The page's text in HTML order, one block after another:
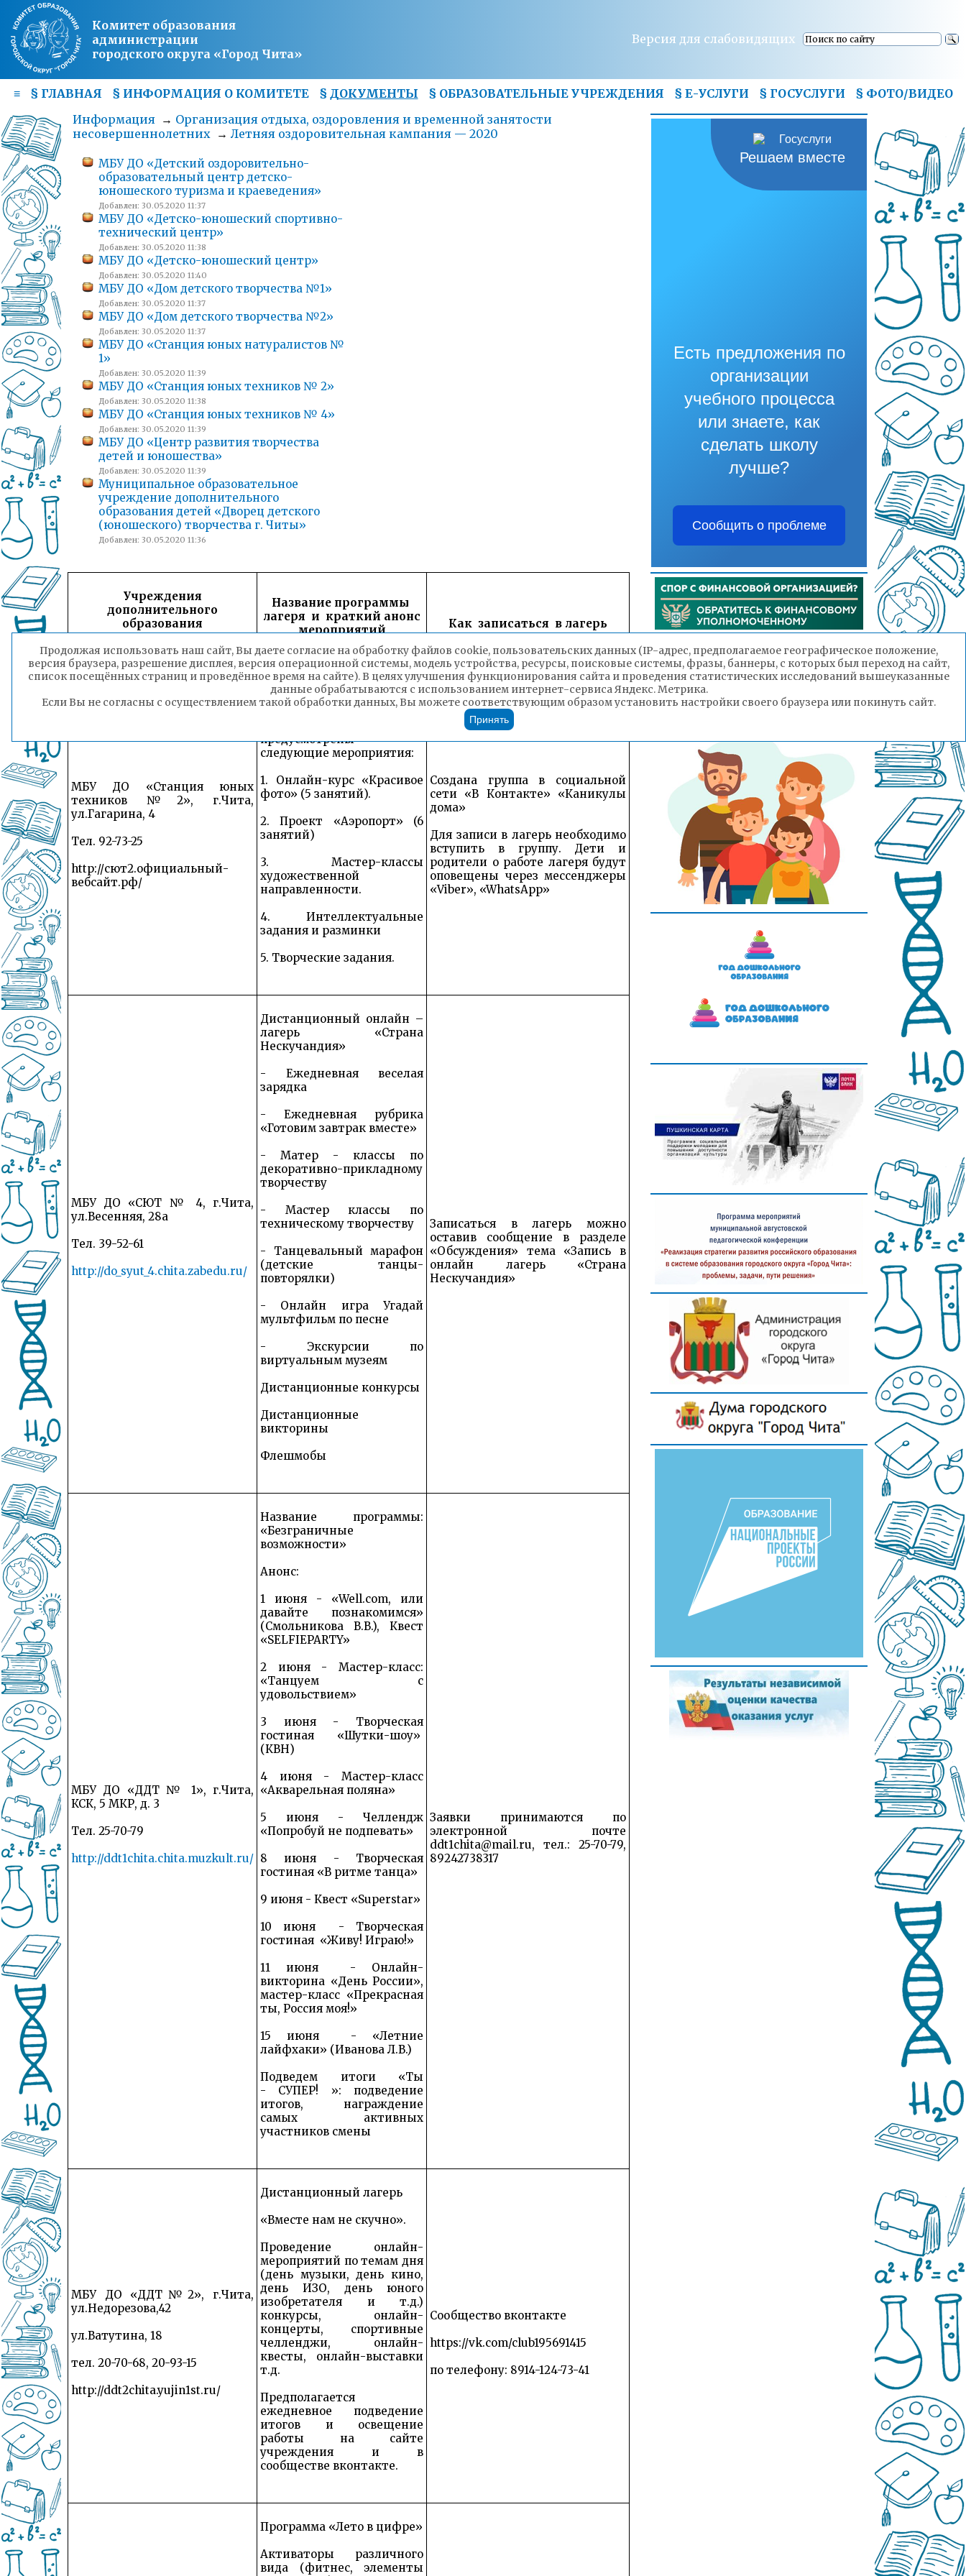
Комитет образования
администрации
городского округа «Город Чита»
Версия для слабовидящих
≡ § ГЛАВНАЯ § ИНФОРМАЦИЯ О КОМИТЕТЕ § ДОКУМЕНТЫ § ОБРАЗОВАТЕЛЬНЫЕ УЧРЕЖДЕНИЯ § Е-УСЛУГИ § ГОСУСЛУГИ § ФОТО/ВИДЕО
Информация → Организация отдыха, оздоровления и временной занятости
несовершеннолетних → Летняя оздоровительная кампания — 2020
МБУ ДО «Детский оздоровительно-
образовательный центр детско-
юношеского туризма и краеведения»
Добавлен: 30.05.2020 11:37
МБУ ДО «Детско-юношеский спортивно-
технический центр»
Добавлен: 30.05.2020 11:38
МБУ ДО «Детско-юношеский центр»
Добавлен: 30.05.2020 11:40
МБУ ДО «Дом детского творчества №1»
Добавлен: 30.05.2020 11:37
МБУ ДО «Дом детского творчества №2»
Добавлен: 30.05.2020 11:37
МБУ ДО «Станция юных натуралистов №
1»
Добавлен: 30.05.2020 11:39
МБУ ДО «Станция юных техников № 2»
Добавлен: 30.05.2020 11:38
МБУ ДО «Станция юных техников № 4»
Добавлен: 30.05.2020 11:39
МБУ ДО «Центр развития творчества
детей и юношества»
Добавлен: 30.05.2020 11:39
Муниципальное образовательное
учреждение дополнительного
образования детей «Дворец детского
(юношеского) творчества г. Читы»
Добавлен: 30.05.2020 11:36
Учреждения
дополнительного
образования
Название программы
лагеря и краткий анонс
мероприятий
(программ)
Как записаться в лагерь
МБУ ДО «Станция юных
техников №2», г.Чита,
ул.Гагарина, 4
Тел. 92-73-25
http://сют2.официальный-
вебсайт.рф/
Программа онлайн-лагеря
«Каникулы дома»
предусмотрены
следующие мероприятия:
1. Онлайн-курс «Красивое
фото» (5 занятий).
2. Проект «Аэропорт» (6
занятий)
3. Мастер-классы
художественной
направленности.
4. Интеллектуальные
задания и разминки
5. Творческие задания.
Создана группа в социальной
сети «В Контакте» «Каникулы
дома»
Для записи в лагерь необходимо
вступить в группу. Дети и
родители о работе лагеря будут
оповещены через мессенджеры
«Viber», «WhatsApp»
МБУ ДО «СЮТ № 4, г.Чита,
ул.Весенняя, 28а
Тел. 39-52-61
http://do_syut_4.chita.zabedu.ru/
Дистанционный онлайн –
лагерь «Страна
Нескучандия»
- Ежедневная веселая
зарядка
- Ежедневная рубрика
«Готовим завтрак вместе»
- Матер - классы по
декоративно-прикладному
творчеству
- Мастер классы по
техническому творчеству
- Танцевальный марафон
(детские танцы-
повторялки)
- Онлайн игра Угадай
мультфильм по песне
- Экскурсии по
виртуальным музеям
Дистанционные конкурсы
Дистанционные
викторины
Флешмобы
Записаться в лагерь можно
оставив сообщение в разделе
«Обсуждения» тема «Запись в
онлайн лагерь «Страна
Нескучандия»
МБУ ДО «ДДТ № 1», г.Чита,
КСК, 5 МКР, д. 3
Тел. 25-70-79
http://ddt1chita.chita.muzkult.ru/
Название программы:
«Безграничные
возможности»
Анонс:
1 июня - «Well.com, или
давайте познакомимся»
(Смольникова В.В.), Квест
«SELFIEPARTY»
2 июня - Мастер-класс:
«Танцуем с
удовольствием»
3 июня - Творческая
гостиная «Шутки-шоу»
(КВН)
4 июня - Мастер-класс
«Акварельная поляна»
5 июня - Челлендж
«Попробуй не подпевать»
8 июня - Творческая
гостиная «В ритме танца»
9 июня - Квест «Superstar»
10 июня - Творческая
гостиная «Живу! Играю!»
11 июня - Онлайн-
викторина «День России»,
мастер-класс «Прекрасная
ты, Россия моя!»
15 июня - «Летние
лайфхаки» (Иванова Л.В.)
Подведем итоги «Ты
- СУПЕР! »: подведение
итогов, награждение
самых активных
участников смены
Заявки принимаются по
электронной почте
ddt1chita@mail.ru, тел.: 25-70-79,
89242738317
МБУ ДО «ДДТ№2», г.Чита,
ул.Недорезова,42
ул.Ватутина, 18
тел. 20-70-68, 20-93-15
http://ddt2chita.yujin1st.ru/
Дистанционный лагерь
«Вместе нам не скучно».
Проведение онлайн-
мероприятий по темам дня
(день музыки, день кино,
день ИЗО, день юного
изобретателя и т.д.)
конкурсы, онлайн-
концерты, спортивные
челленджи, онлайн-
квесты, онлайн-выставки
т.д.
Предполагается
ежедневное подведение
итогов и освещение
работы на сайте
учреждения и в
сообществе вконтакте.
Сообщество вконтакте
https://vk.com/club195691415
по телефону: 8914-124-73-41
Программа «Лето в цифре»
Активаторы различного
вида (фитнес, элементы
Решаем вместе
Есть предложения по
организации
учебного процесса
или знаете, как
сделать школу
лучше?
Сообщить о проблеме
Продолжая использовать наш сайт, Вы даете согласие на обработку файлов cookie, пользовательских данных (IP-адрес, предполагаемое географическое положение,
версия браузера, разрешение дисплея, версия операционной системы, модель устройства, ресурсы, поисковые системы, фразы, баннеры, с которых был переход на сайт,
список посещённых страниц и проведённое время на сайте). В целях улучшения функционирования сайта и проведения статистических исследований вышеуказанные
данные обрабатываются с использованием интернет-сервиса Яндекс. Метрика.
Если Вы не согласны с осуществлением такой обработки данных, Вы можете соответствующим образом установить настройки своего браузера или покинуть сайт.
Принять